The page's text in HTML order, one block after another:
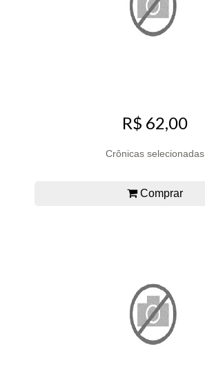
R$ 62,00
Crônicas selecionadas
Comprar